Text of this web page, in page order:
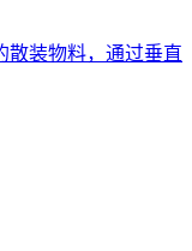
散装物料，通过垂直